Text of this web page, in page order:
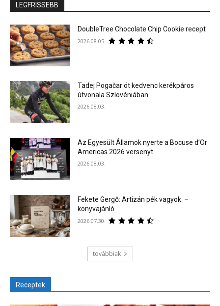
LEGFRISSEBB
DoubleTree Chocolate Chip Cookie recept
2026.08.05.
Tadej Pogačar öt kedvenc kerékpáros
útvonala Szlovéniában
2026.08.03.
Az Egyesült Államok nyerte a Bocuse d’Or
Americas 2026 versenyt
2026.08.03.
Fekete Gergő: Artizán pék vagyok. –
könyvajánló
2026.07.30.
továbbiak
Receptek